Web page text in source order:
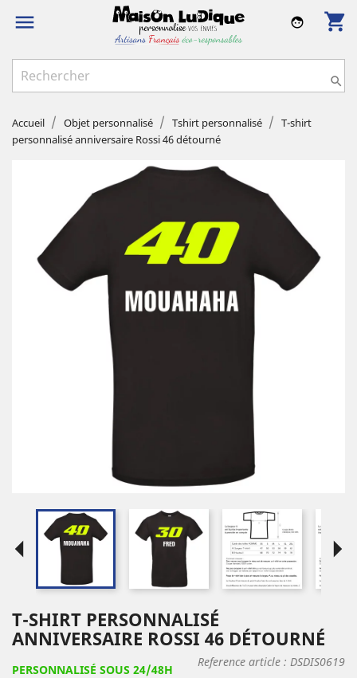
 shopping_cart
face

Accueil Objet personnalisé Tshirt personnalisé
T-shirt
personnalisé anniversaire Rossi 46 détourné
arrow_left arrow_right
T-SHIRT PERSONNALISÉ
ANNIVERSAIRE ROSSI 46 DÉTOURNÉ
PERSONNALISÉ SOUS 24/48H
Reference article : DSDIS0619